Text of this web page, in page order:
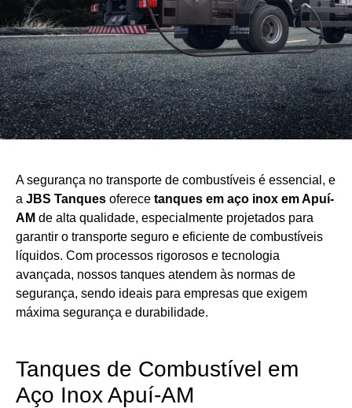
A segurança no transporte de combustíveis é essencial, e
a JBS Tanques oferece tanques em aço inox em Apuí-
AM de alta qualidade, especialmente projetados para
garantir o transporte seguro e eficiente de combustíveis
líquidos. Com processos rigorosos e tecnologia
avançada, nossos tanques atendem às normas de
segurança, sendo ideais para empresas que exigem
máxima segurança e durabilidade.
Tanques de Combustível em
Aço Inox Apuí-AM